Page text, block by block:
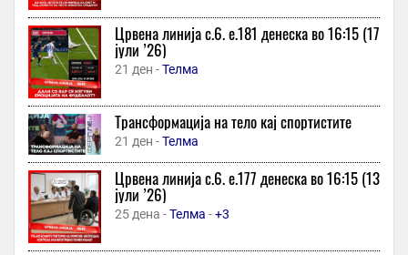
Американски разузнавачи предупредуваат: Путин би можел
да го тестира НАТО со ограничен удар
38 минути - Локално
Dr. Packer го објави ремиксот на „Ocean of love“ и порача:
Денешното издание доаѓа од многу талентираниот Владимир
Четкар!
38 минути -Охрид Прес
Се облекол како „Косачот на смртта“, се качил на покрив и
вознемирувал пациенти во болница во Велс, мавтајќи со долг
нож – 26-годишен маж признал вина, казнет со 200 фунти
39 минути -Телма
Црвена линија с.6. e.181 денеска во 16:15 (17
јули ’26)
21 ден -Телма
Трансформација на тело кај спортистите
21 ден -Телма
Црвена линија с.6. e.177 денеска во 16:15 (13
јули ’26)
25 дена -Телма -+3